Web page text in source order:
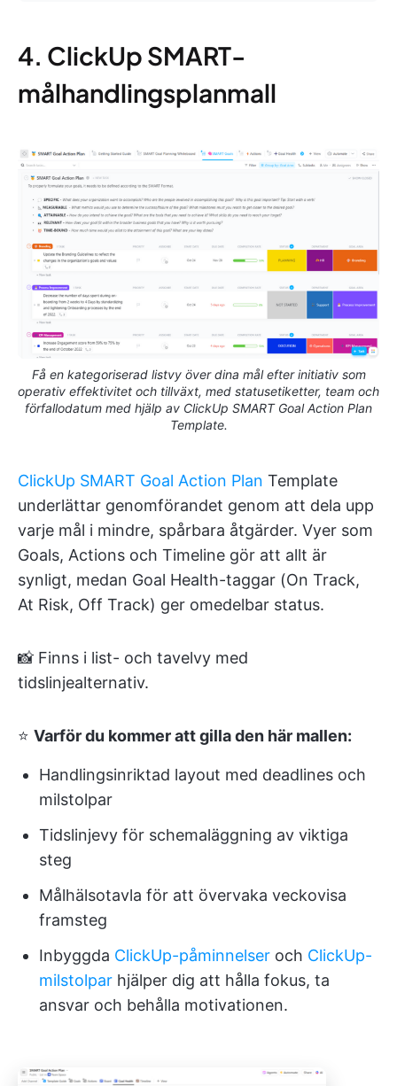
4. ClickUp SMART-
målhandlingsplanmall
Få en kategoriserad listvy över dina mål efter initiativ som
operativ effektivitet och tillväxt, med statusetiketter, team och
förfallodatum med hjälp av ClickUp SMART Goal Action Plan
Template.
ClickUp SMART Goal Action Plan Template
underlättar genomförandet genom att dela upp
varje mål i mindre, spårbara åtgärder. Vyer som
Goals, Actions och Timeline gör att allt är
synligt, medan Goal Health-taggar (On Track,
At Risk, Off Track) ger omedelbar status.
📸 Finns i list- och tavelvy med
tidslinjealternativ.
⭐ Varför du kommer att gilla den här mallen:
Handlingsinriktad layout med deadlines och
milstolpar
Tidslinjevy för schemaläggning av viktiga
steg
Målhälsotavla för att övervaka veckovisa
framsteg
Inbyggda ClickUp-påminnelser och ClickUp-
milstolpar hjälper dig att hålla fokus, ta
ansvar och behålla motivationen.